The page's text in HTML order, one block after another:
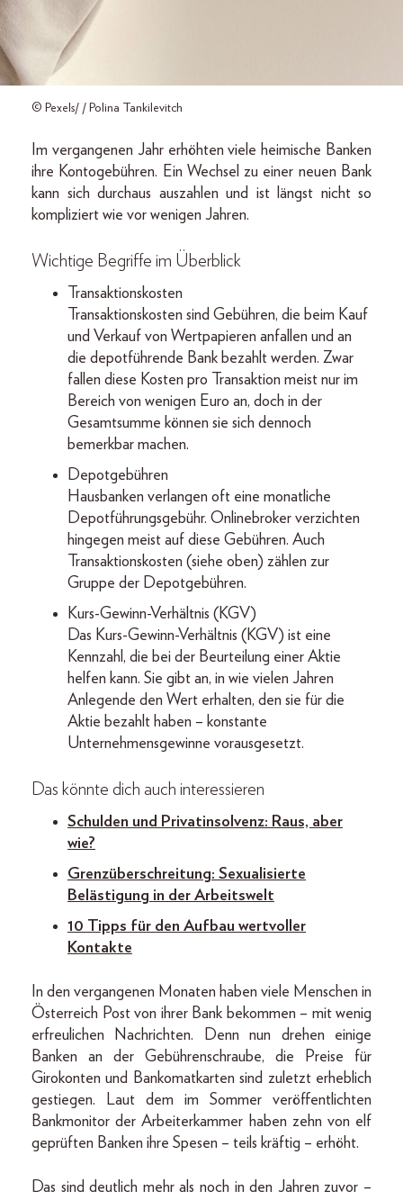
© Pexels/ / Polina Tankilevitch
Im vergangenen Jahr erhöhten viele heimische Banken
ihre Kontogebühren. Ein Wechsel zu einer neuen Bank
kann sich durchaus auszahlen und ist längst nicht so
kompliziert wie vor wenigen Jahren.
Wichtige Begriffe im Überblick
Transaktionskosten
Transaktionskosten sind Gebühren, die beim Kauf
und Verkauf von Wertpapieren anfallen und an
die depotführende Bank bezahlt werden. Zwar
fallen diese Kosten pro Transaktion meist nur im
Bereich von wenigen Euro an, doch in der
Gesamtsumme können sie sich dennoch
bemerkbar machen.
Depotgebühren
Hausbanken verlangen oft eine monatliche
Depotführungsgebühr. Onlinebroker verzichten
hingegen meist auf diese Gebühren. Auch
Transaktionskosten (siehe oben) zählen zur
Gruppe der Depotgebühren.
Kurs-Gewinn-Verhältnis (KGV)
Das Kurs-Gewinn-Verhältnis (KGV) ist eine
Kennzahl, die bei der Beurteilung einer Aktie
helfen kann. Sie gibt an, in wie vielen Jahren
Anlegende den Wert erhalten, den sie für die
Aktie bezahlt haben – konstante
Unternehmensgewinne vorausgesetzt.
Das könnte dich auch interessieren
Schulden und Privatinsolvenz: Raus, aber
wie?
Grenzüberschreitung: Sexualisierte
Belästigung in der Arbeitswelt
10 Tipps für den Aufbau wertvoller
Kontakte
In den vergangenen Monaten haben viele Menschen in
Österreich Post von ihrer Bank bekommen – mit wenig
erfreulichen Nachrichten. Denn nun drehen einige
Banken an der Gebührenschraube, die Preise für
Girokonten und Bankomatkarten sind zuletzt erheblich
gestiegen. Laut dem im Sommer veröffentlichten
Bankmonitor der Arbeiterkammer haben zehn von elf
geprüften Banken ihre Spesen – teils kräftig – erhöht.
Das sind deutlich mehr als noch in den Jahren zuvor –